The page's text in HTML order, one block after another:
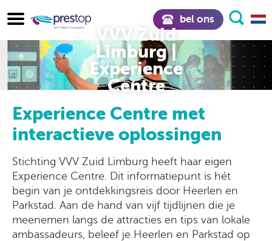
bel ons
VVV Zuid
Limburg |
Experience
Centre
Experience Centre met
interactieve oplossingen
Stichting VVV Zuid Limburg heeft haar eigen
Experience Centre. Dit informatiepunt is hét
begin van je ontdekkingsreis door Heerlen en
Parkstad. Aan de hand van vijf tijdlijnen die je
meenemen langs de attracties en tips van lokale
ambassadeurs, beleef je Heerlen en Parkstad op